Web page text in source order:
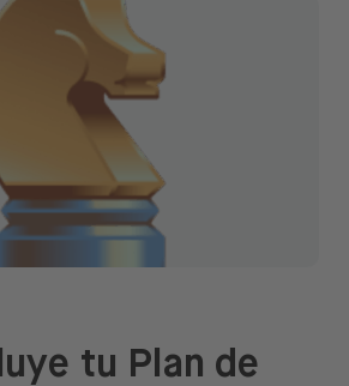
tu Plan de